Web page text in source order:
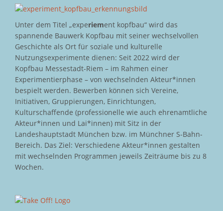
Unter dem Titel „experiement kopfbau“ wird das
spannende Bauwerk Kopfbau mit seiner wechselvollen
Geschichte als Ort für soziale und kulturelle
Nutzungsexperimente dienen: Seit 2022 wird der
Kopfbau Messestadt-Riem – im Rahmen einer
Experimentierphase – von wechselnden Akteur*innen
bespielt werden. Bewerben können sich Vereine,
Initiativen, Gruppierungen, Einrichtungen,
Kulturschaffende (professionelle wie auch ehrenamtliche
Akteur*innen und Lai*innen) mit Sitz in der
Landeshauptstadt München bzw. im Münchner S-Bahn-
Bereich. Das Ziel: Verschiedene Akteur*innen gestalten
mit wechselnden Programmen jeweils Zeiträume bis zu 8
Wochen.